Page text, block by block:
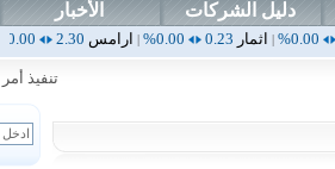
دليل الشركات الأخبار
0.23
0.00%
|ارامس2.30
0.00%
|اربيل
تنفيذ أمر